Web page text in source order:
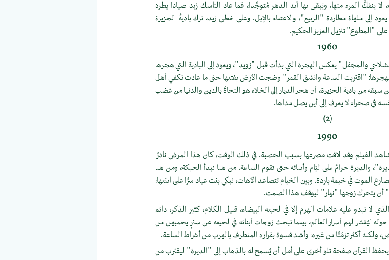
ينفكُّ المرء منها، ويَبقى بها أبد الدهر مُتوجِّدا، فما عاد الناسك زيد صيادا يطرد
إلى ملهاة مطاردة "الربيع"، والاعتناء بالإبل. وعلى خطى زيد، ترك باديةُ الجزيرة
على "المطوع" تنزيل العزيز الحكيم.
1960
والمجفل" يعكس الهجرة التي بدأت قبل "زويد"، ويعود إلى البادية التي هجرها
"اقتربت الساعة وانشق القمر" وضجت الأرض بفتنها حتى ما عادت تكفي أهل
من بادية الجزيرة، أن هجر الديار إلى الخلاء هو النجاةُ بالدين والدنيا من غضب
في صحراء لا يعرف إلى أين يصل مداها.
(2)
1990
الفيلم وقد لاقت مصرعها بسبب الحصبة. في ذلك الوقت، كان هذا المرض نادرًا
والدِيرة حرامٌ على ليّام وأبنائه حتى تقوم الساعة. من هنا تبدأ الحبكة، ومن هنا
الموت في خيمة باردة. وبين الخيام تتصاعد الآهات، تبكي بنت عياد سرًّا على ابنتها،
أن يتحرك زوجها "نهار" ليوقف هذا الصمت.
لا تبدو عليه علامات الهرم إلا في لحيته البيضاء، قليل الكلام، كثير الذِكر، دائم
حوله ليُفسّر لهم أسرار العالم، بينما تبحث زوجات أبنائه في لحيته عن سترٍ يحميهن من
ولكنه أكثر تزمّتًا من غيره، وأشد قسوة بقراره المتطرف بالهرب من أشراط الساعة.
يحفظ القرآن صفحة تلو أخرى على أمل أن يُسمح له بالذهاب إلى "الديرة" ليقترب من